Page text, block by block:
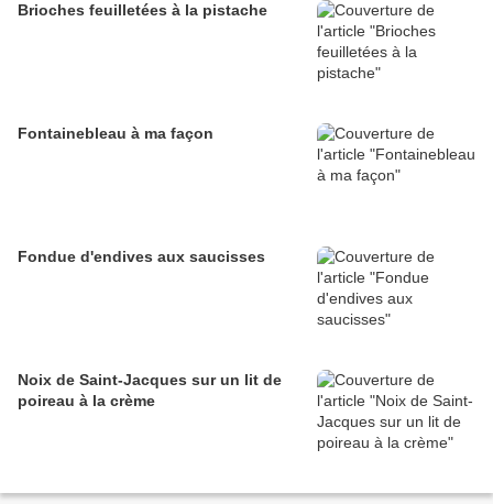
Brioches feuilletées à la pistache
Fontainebleau à ma façon
Fondue d'endives aux saucisses
Noix de Saint-Jacques sur un lit de
poireau à la crème